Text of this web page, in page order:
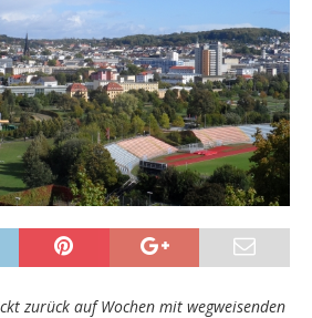
zurück auf Wochen mit wegweisenden